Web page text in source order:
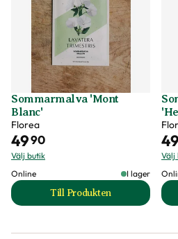
Sommarmalva 'Mont
Blanc'
Florea
4990
Välj butik
Online
I lager
Till Produkten
till Sommarmalva
49
Välj